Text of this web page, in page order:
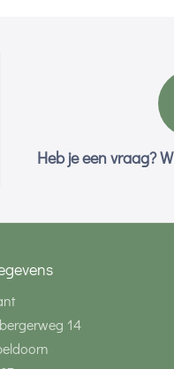
Heb je een vraag?
14